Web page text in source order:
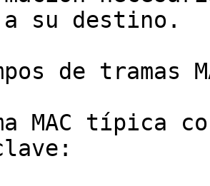
su destino.
de tramas
MAC típica